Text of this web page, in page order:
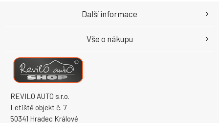
REVILO AUTO s.r.o.
Letiště objekt č. 7
50341 Hradec Králové
Další informace
Vše o nákupu